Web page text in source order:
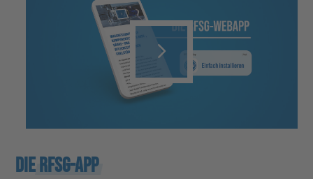
Stahlblog
Play
DIERFSG-APP